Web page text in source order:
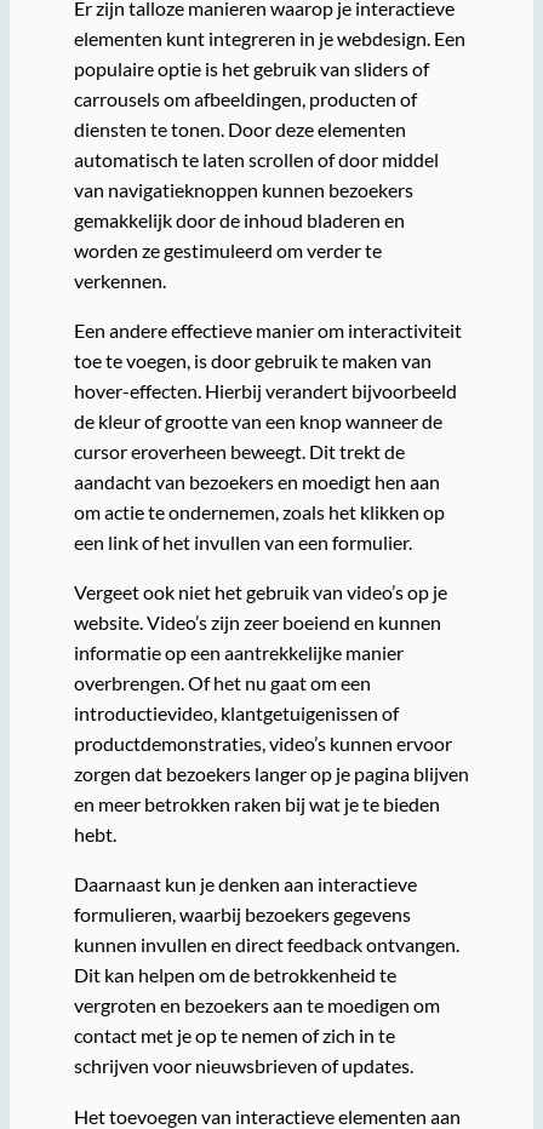
Er zijn talloze manieren waarop je interactieve
elementen kunt integreren in je webdesign. Een
populaire optie is het gebruik van sliders of
carrousels om afbeeldingen, producten of
diensten te tonen. Door deze elementen
automatisch te laten scrollen of door middel
van navigatieknoppen kunnen bezoekers
gemakkelijk door de inhoud bladeren en
worden ze gestimuleerd om verder te
verkennen.
Een andere effectieve manier om interactiviteit
toe te voegen, is door gebruik te maken van
hover-effecten. Hierbij verandert bijvoorbeeld
de kleur of grootte van een knop wanneer de
cursor eroverheen beweegt. Dit trekt de
aandacht van bezoekers en moedigt hen aan
om actie te ondernemen, zoals het klikken op
een link of het invullen van een formulier.
Vergeet ook niet het gebruik van video’s op je
website. Video’s zijn zeer boeiend en kunnen
informatie op een aantrekkelijke manier
overbrengen. Of het nu gaat om een
introductievideo, klantgetuigenissen of
productdemonstraties, video’s kunnen ervoor
zorgen dat bezoekers langer op je pagina blijven
en meer betrokken raken bij wat je te bieden
hebt.
Daarnaast kun je denken aan interactieve
formulieren, waarbij bezoekers gegevens
kunnen invullen en direct feedback ontvangen.
Dit kan helpen om de betrokkenheid te
vergroten en bezoekers aan te moedigen om
contact met je op te nemen of zich in te
schrijven voor nieuwsbrieven of updates.
Het toevoegen van interactieve elementen aan